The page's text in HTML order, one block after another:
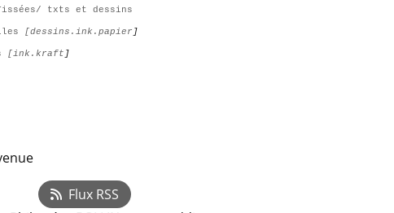
txts et dessins
[dessins.ink.papier ]
[ink.kraft ]
Flux RSS